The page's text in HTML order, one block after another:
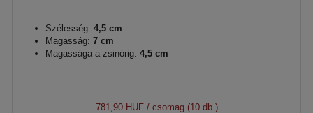
Szélesség: 4,5 cm
Magasság: 7 cm
Magassága a zsinórig: 4,5 cm
781,90 HUF/ csomag (10 db.)